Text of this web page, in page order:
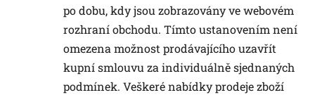
po dobu, kdy jsou zobrazovány ve webovém
rozhraní obchodu. Tímto ustanovením není
omezena možnost prodávajícího uzavřít
kupní smlouvu za individuálně sjednaných
podmínek. Veškeré nabídky prodeje zboží